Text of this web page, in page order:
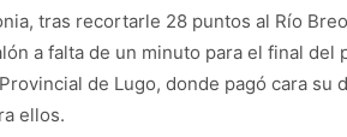
tras recortarle 28 puntos al Río
a falta de un minuto para el final
de Lugo, donde pagó cara
ellos.